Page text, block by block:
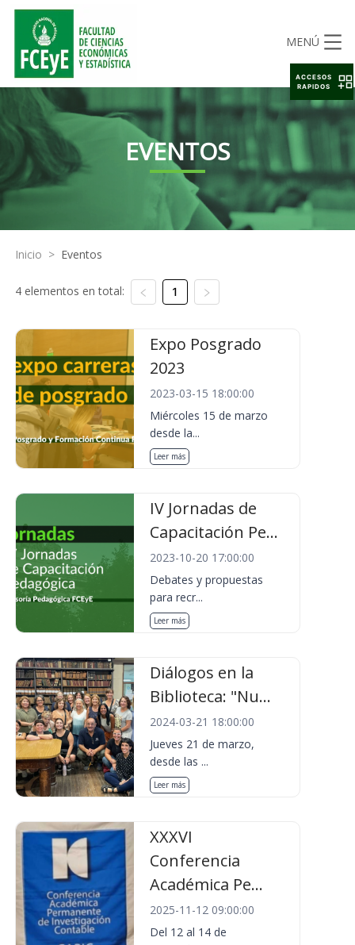
MENÚ
EVENTOS
Inicio > Eventos
4 elementos en total: 1
Expo Posgrado
2023
2023-03-15 18:00:00
Miércoles 15 de marzo
desde la...
Leer más
IV Jornadas de
Capacitación Pe...
2023-10-20 17:00:00
Debates y propuestas
para recr...
Leer más
Diálogos en la
Biblioteca: "Nu...
2024-03-21 18:00:00
Jueves 21 de marzo,
desde las ...
Leer más
XXXVI
Conferencia
Académica Pe...
2025-11-12 09:00:00
Del 12 al 14 de
ACCESOS
RAPIDOS